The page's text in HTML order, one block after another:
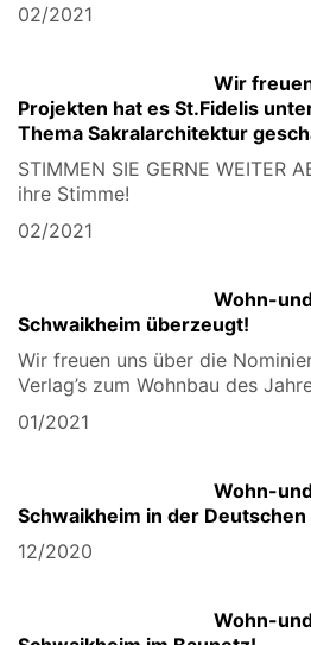
02/2021
Wir
Projekten hat es St.Fidelis
Thema Sakralarchitektur
STIMMEN SIE GERNE WEITER
ihre Stimme!
02/2021
Wohn-
Schwaikheim überzeugt!
Wir freuen uns über die
Verlag’s zum Wohnbau des
01/2021
Wohn-
Schwaikheim in der
12/2020
Wohn-